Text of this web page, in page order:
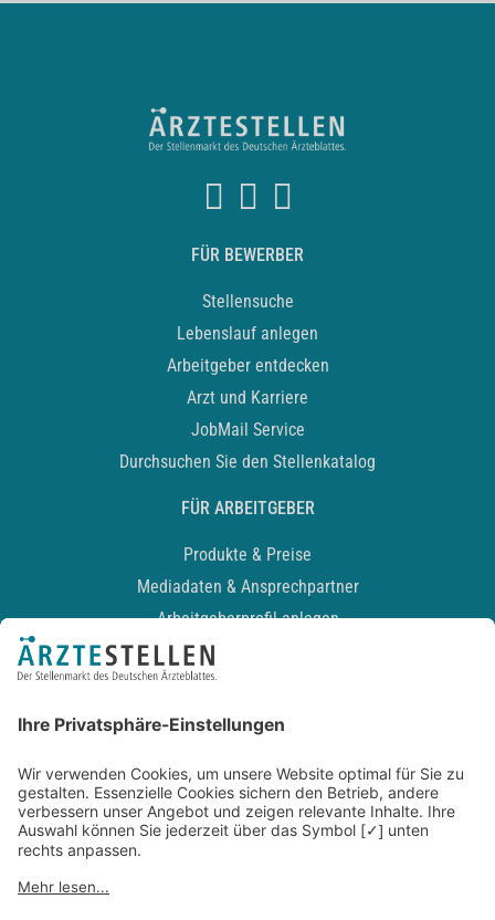
FÜR BEWERBER
Stellensuche
Lebenslauf anlegen
Arbeitgeber entdecken
Arzt und Karriere
JobMail Service
Durchsuchen Sie den Stellenkatalog
FÜR ARBEITGEBER
Produkte & Preise
Mediadaten & Ansprechpartner
Arbeitgeberprofil anlegen
Recruiting-Podcast
Kontakt
Datenschutz
Newsletter